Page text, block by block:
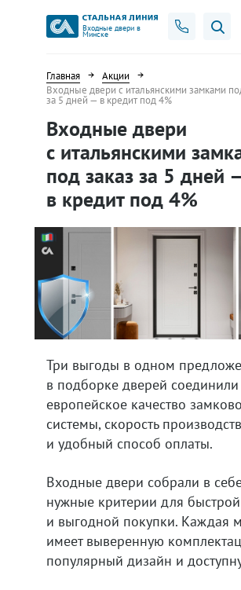
Входные двери в
Минске
Главная
Акции
Входные двери с итальянскими замками
за 5 дней — в кредит под 4%
Входные двери
с итальянскими
под заказ за 5 дней
в кредит под 4%
Три выгоды в одном
в подборке дверей соединили
европейское качество
системы, скорость
и удобный способ оплаты.
Входные двери собрали в
нужные критерии для быстрой
и выгодной покупки. Каждая
имеет выверенную
популярный дизайн и